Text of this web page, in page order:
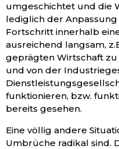
umgeschichtet und die
lediglich der
Fortschritt innerhalb
ausreichend langsam,
geprägten Wirtschaft
und von der
funktionieren, bzw.
bereits gesehen.
Eine völlig andere
Umbrüche radikal sind.